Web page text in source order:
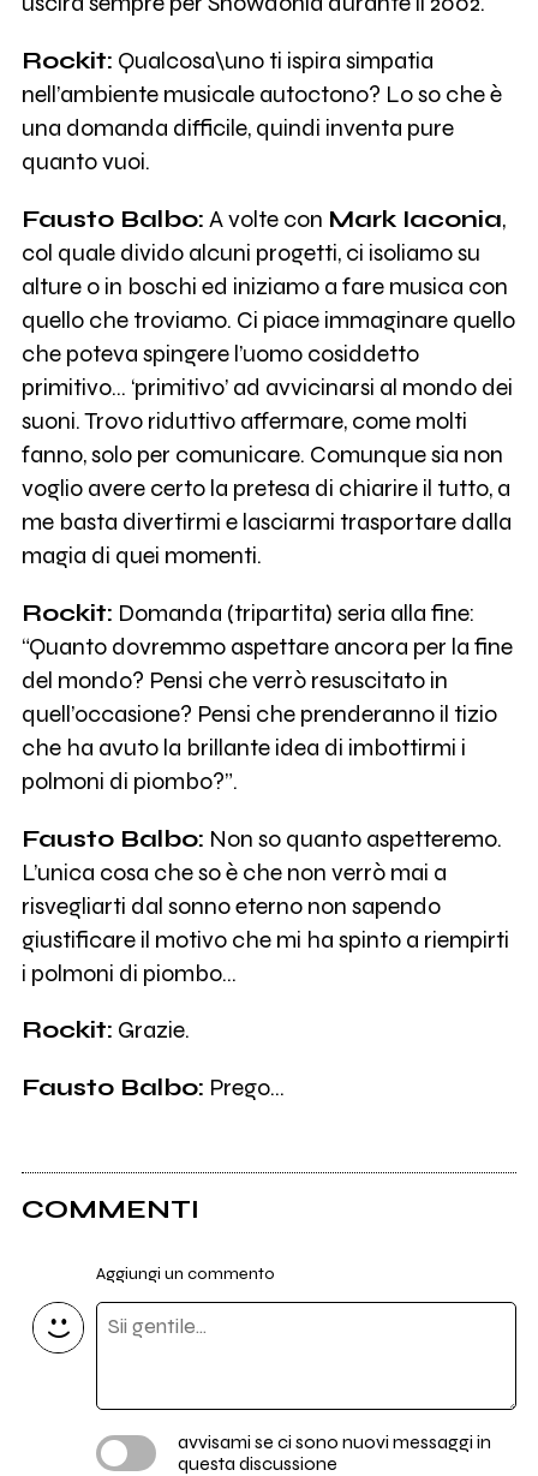
Rockit: Qualcosa\uno ti ispira simpatia
nell’ambiente musicale autoctono? Lo so che è
una domanda difficile, quindi inventa pure
quanto vuoi.
Fausto Balbo: A volte con Mark Iaconia,
col quale divido alcuni progetti, ci isoliamo su
alture o in boschi ed iniziamo a fare musica con
quello che troviamo. Ci piace immaginare quello
che poteva spingere l’uomo cosiddetto
primitivo… ‘primitivo’ ad avvicinarsi al mondo dei
suoni. Trovo riduttivo affermare, come molti
fanno, solo per comunicare. Comunque sia non
voglio avere certo la pretesa di chiarire il tutto, a
me basta divertirmi e lasciarmi trasportare dalla
magia di quei momenti.
Rockit: Domanda (tripartita) seria alla fine:
“Quanto dovremmo aspettare ancora per la fine
del mondo? Pensi che verrò resuscitato in
quell’occasione? Pensi che prenderanno il tizio
che ha avuto la brillante idea di imbottirmi i
polmoni di piombo?”.
Fausto Balbo: Non so quanto aspetteremo.
L’unica cosa che so è che non verrò mai a
risvegliarti dal sonno eterno non sapendo
giustificare il motivo che mi ha spinto a riempirti
i polmoni di piombo…
Rockit: Grazie.
Fausto Balbo: Prego…
COMMENTI
Aggiungi un commento
avvisami se ci sono nuovi messaggi in
questa discussione